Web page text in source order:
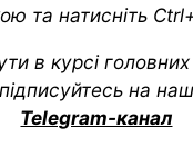
та натисніть
в курсі головних
підписуйтесь на наш
Telegram-канал